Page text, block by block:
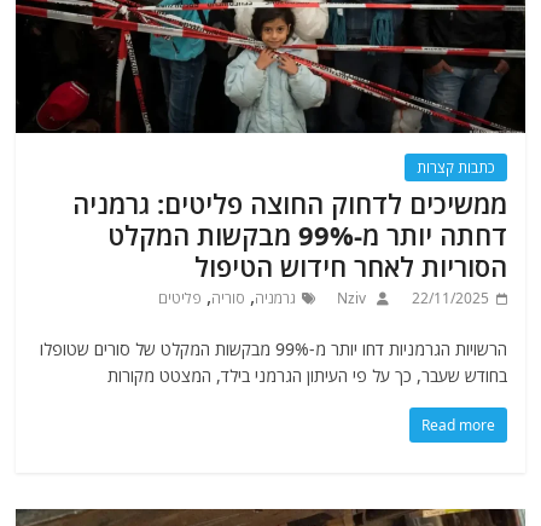
כתבות קצרות
ממשיכים לדחוק החוצה פליטים: גרמניה
דחתה יותר מ-99% מבקשות המקלט
הסוריות לאחר חידוש הטיפול
22/11/2025
Nziv גרמניה, סוריה, פליטים
הרשויות הגרמניות דחו יותר מ-99% מבקשות המקלט של סורים שטופלו
בחודש שעבר, כך על פי העיתון הגרמני בילד, המצטט מקורות
Read more